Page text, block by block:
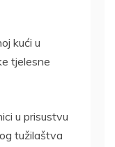
kući u
tjelesne
u prisustvu
tužilaštva